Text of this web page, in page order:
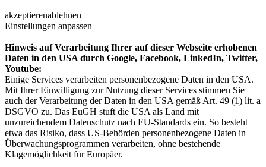
akzeptierenablehnen
Einstellungen anpassen
Hinweis auf Verarbeitung Ihrer auf dieser Webseite erhobenen
Daten in den USA durch Google, Facebook, LinkedIn, Twitter,
Youtube:
Einige Services verarbeiten personenbezogene Daten in den USA.
Mit Ihrer Einwilligung zur Nutzung dieser Services stimmen Sie
auch der Verarbeitung der Daten in den USA gemäß Art. 49 (1) lit. a
DSGVO zu. Das EuGH stuft die USA als Land mit
unzureichendem Datenschutz nach EU-Standards ein. So besteht
etwa das Risiko, dass US-Behörden personenbezogene Daten in
Überwachungsprogrammen verarbeiten, ohne bestehende
Klagemöglichkeit für Europäer.